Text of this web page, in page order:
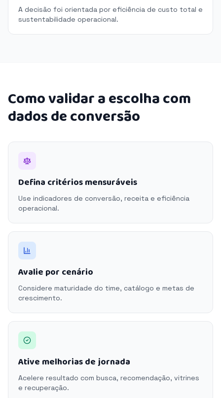
A decisão foi orientada por eficiência de custo total e
sustentabilidade operacional.
Como validar a escolha com
dados de conversão
Defina critérios mensuráveis
Use indicadores de conversão, receita e eficiência
operacional.
Avalie por cenário
Considere maturidade do time, catálogo e metas de
crescimento.
Ative melhorias de jornada
Acelere resultado com busca, recomendação, vitrines
e recuperação.